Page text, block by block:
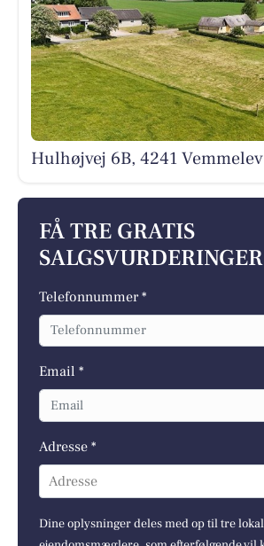
Hulhøjvej 6B, 4241 Vemmelev
FÅ TRE GRATIS
SALGSVURDERINGER
Telefonnummer *
Email *
Adresse *
Adresse
Dine oplysninger deles med op til tre